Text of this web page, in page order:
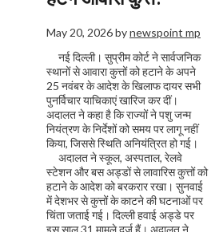
May 20, 2026bynewspoint mp
नई दिल्ली। सुप्रीम कोर्ट ने सार्वजनिक
स्थानों से आवारा कुत्तों को हटाने के अपने
25 नवंबर के आदेश के खिलाफ दायर सभी
पुनर्विचार याचिकाएं खारिज कर दीं।
अदालत ने कहा है कि राज्यों ने पशु जन्म
नियंत्रण के निर्देशों को समय पर लागू नहीं
किया, जिससे स्थिति अनियंत्रित हो गई।
अदालत ने स्कूल, अस्पताल, रेलवे
स्टेशन और बस अड्डों से लावारिस कुत्तों को
हटाने के आदेश को बरकरार रखा। सुनवाई
में देशभर से कुत्तों के काटने की घटनाओं पर
चिंता जताई गई। दिल्ली हवाई अड्डे पर
इस साल 31 मामले दर्ज हैं। अदालत ने